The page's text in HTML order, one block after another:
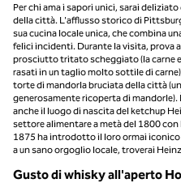
Per chi ama i sapori unici, sarai
della città. L'afflusso storico di
sua cucina locale unica, che combina
felici incidenti. Durante la visita, prova
prosciutto tritato scheggiato (la carne
rasati in un taglio molto sottile di
torte di mandorla bruciata della città
generosamente ricoperta di
anche il luogo di nascita del ketchup
settore alimentare a metà del 1800
1875 ha introdotto il loro ormai
a un sano orgoglio locale, troverai
Gusto di whisky all'aperto